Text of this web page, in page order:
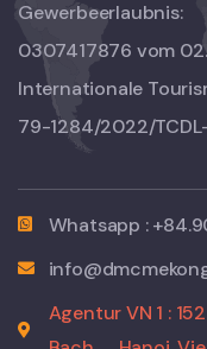
Gewerbeerlaubnis:
0307417876 vom
Internationale
79-1284/2022/
Whatsapp :
Agentur VN 1 :